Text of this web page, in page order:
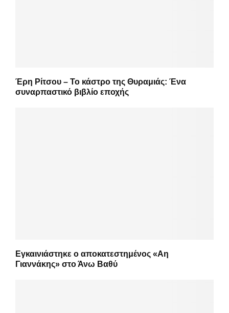
Έρη Ρίτσου – Το κάστρο της Θυραμιάς: Ένα
συναρπαστικό βιβλίο εποχής
Εγκαινιάστηκε ο αποκατεστημένος «Αη
Γιαννάκης» στο Άνω Βαθύ